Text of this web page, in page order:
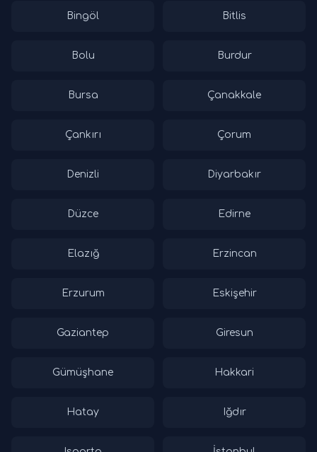
Bingöl Bitlis
Bolu Burdur
Bursa Çanakkale
Çankırı Çorum
Denizli Diyarbakır
Düzce Edirne
Elazığ Erzincan
Erzurum Eskişehir
Gaziantep Giresun
Gümüşhane Hakkari
Hatay Iğdır